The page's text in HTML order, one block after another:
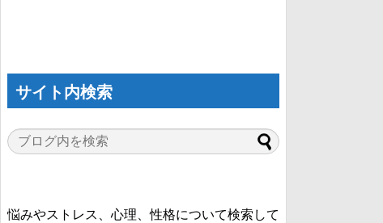
サイト内検索
悩みやストレス、心理、性格について検索して